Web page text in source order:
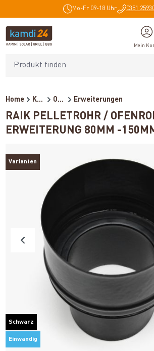
Mo-Fr 09-18 Uhr 0351
Mein
Home Kaminzubehör Ofenrohre für Pelletöfen Erweiterungen
RAIK PELLETROHR /
ERWEITERUNG 80MM -
Varianten
Schwarz
Einwandig